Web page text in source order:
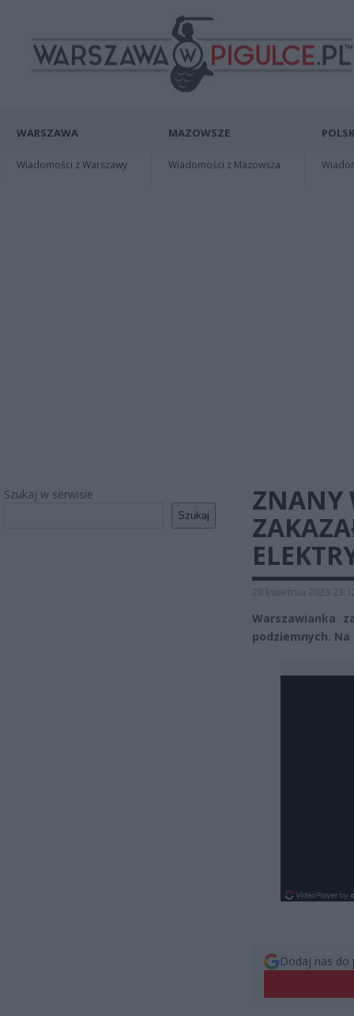
WARSZAWA
Wiadomości z Warszawy
MAZOWSZE
Wiadomości z Mazowsza
Szukaj w serwisie
Szukaj
ZNANY
28 kwietnia 2023
Warszawianka
podziemnych.
Dodaj nas do